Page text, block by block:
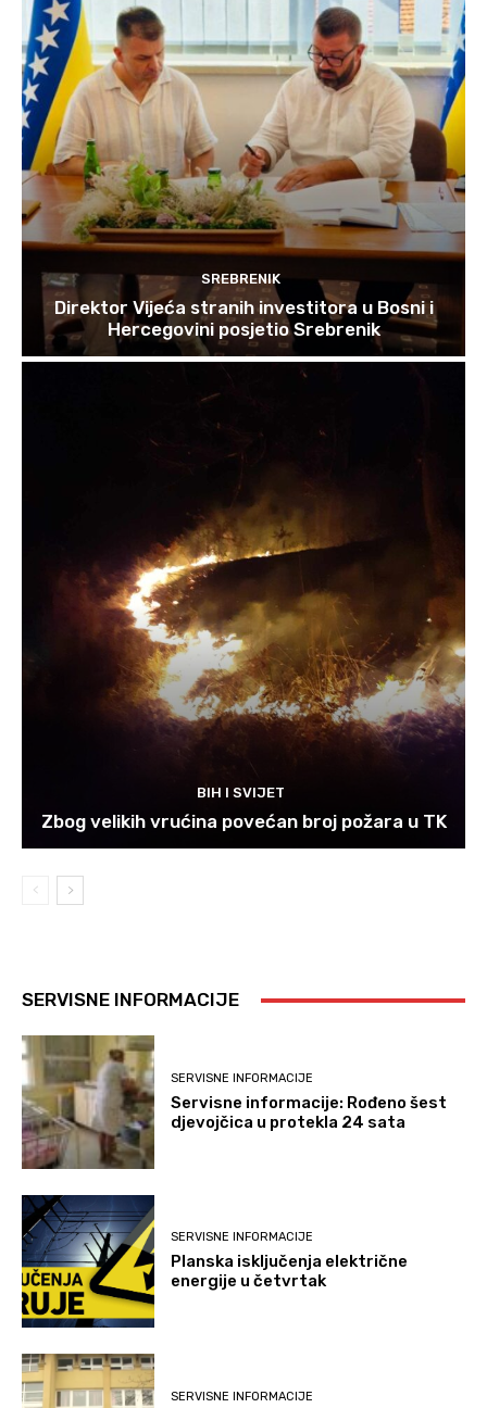
SREBRENIK
Direktor Vijeća stranih investitora u Bosni i
Hercegovini posjetio Srebrenik
BIH I SVIJET
Zbog velikih vrućina povećan broj požara u TK
SERVISNE INFORMACIJE
SERVISNE INFORMACIJE
Servisne informacije: Rođeno šest
djevojčica u protekla 24 sata
SERVISNE INFORMACIJE
Planska isključenja električne
energije u četvrtak
SERVISNE INFORMACIJE